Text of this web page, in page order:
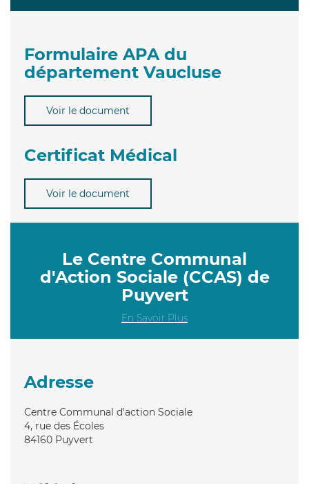
Formulaire APA du
département Vaucluse
Voir le document
Certificat Médical
Voir le document
Le Centre Communal
d'Action Sociale (CCAS) de
Puyvert
En Savoir Plus
Adresse
Centre Communal d'action Sociale
4, rue des Écoles
84160 Puyvert